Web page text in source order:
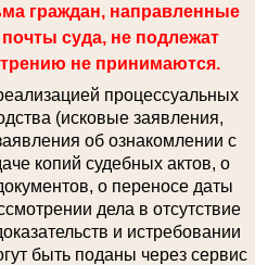
граждан, направленные
суда, не подлежат
не принимаются.
процессуальных
(исковые заявления,
об ознакомлении с
копий судебных актов, о
о переносе даты
дела в отсутствие
и истребовании
быть поданы через сервис